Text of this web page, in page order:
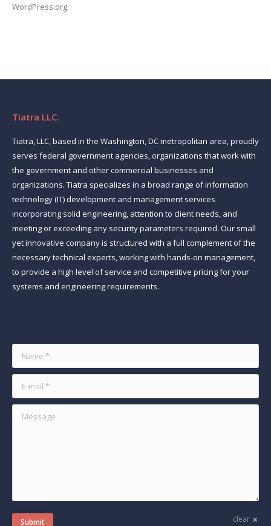
WordPress.org
Tiatra LLC.
Tiatra, LLC, based in the Washington, DC metropolitan area, proudly
serves federal government agencies, organizations that work with
the government and other commercial businesses and
organizations. Tiatra specializes in a broad range of information
technology (IT) development and management services
incorporating solid engineering, attention to client needs, and
meeting or exceeding any security parameters required. Our small
yet innovative company is structured with a full complement of the
necessary technical experts, working with hands-on management,
to provide a high level of service and competitive pricing for your
systems and engineering requirements.
Name *
E-mail *
Message
Submit clear